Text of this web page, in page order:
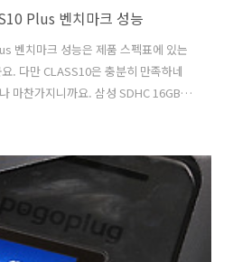
Plus 벤치마크 성능
벤치마크 성능은 제품 스펙표에 있는
. 다만 CLASS10은 충분히 만족하네
마찬가지니까요. 삼성 SDHC 16GB
디카나 캠코더 등에 장착되어서 사
나 또는 SSD 쪽을 생각하게 될테니까
로 묶어서 OS 대용 파티션으로 쓰곤 했
성 SDHC 16GB CLASS10 Plus의 스펙
기 모두 10MB/sec 이상) 방수 및 충격